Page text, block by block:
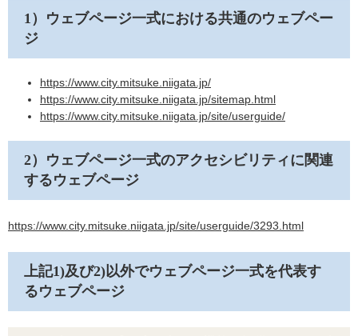
1）ウェブページ一式における共通のウェブペー
ジ
https://www.city.mitsuke.niigata.jp/​
https://www.city.mitsuke.niigata.jp/sitemap.html​
https://www.city.mitsuke.niigata.jp/site/userguide/
2）ウェブページ一式のアクセシビリティに関連
するウェブページ
https://www.city.mitsuke.niigata.jp/site/userguide/3293.html
上記1)及び2)以外でウェブページ一式を代表す
るウェブページ